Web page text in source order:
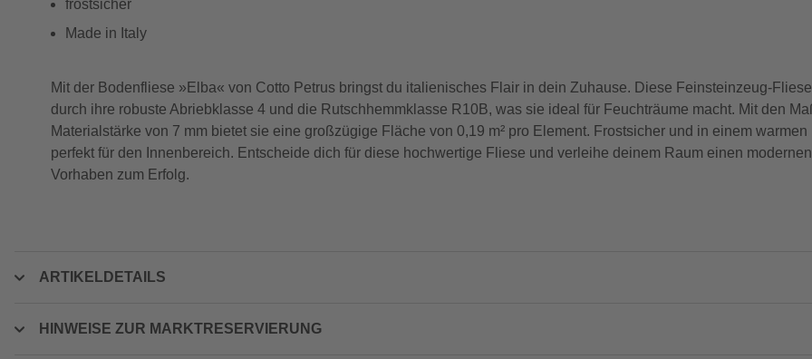
frostsicher
Made in Italy
Mit der Bodenfliese »Elba« von Cotto Petrus bringst du italienisches Flair in dein Zuhause. Diese Feinsteinzeug-
durch ihre robuste Abriebklasse 4 und die Rutschhemmklasse R10B, was sie ideal für Feuchträume macht. Mit den
Materialstärke von 7 mm bietet sie eine großzügige Fläche von 0,19 m² pro Element. Frostsicher und in einem
perfekt für den Innenbereich. Entscheide dich für diese hochwertige Fliese und verleihe deinem Raum einen
Vorhaben zum Erfolg.
ARTIKELDETAILS
HINWEISE ZUR MARKTRESERVIERUNG